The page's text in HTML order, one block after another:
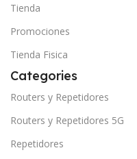
Tienda
Promociones
Tienda Fisica
Categories
Routers y Repetidores
Routers y Repetidores 5G
Repetidores